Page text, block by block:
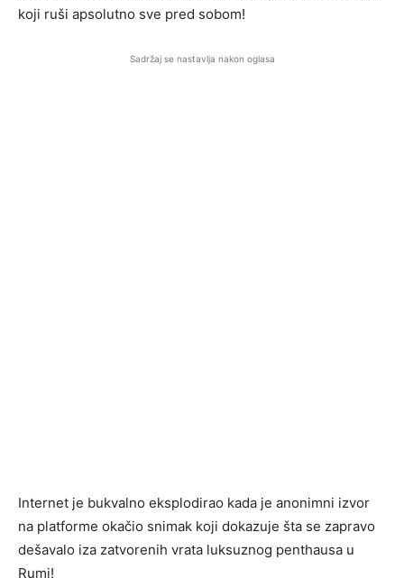
koji ruši apsolutno sve pred sobom!
Sadržaj se nastavlja nakon oglasa
Internet je bukvalno eksplodirao kada je anonimni izvor
na platforme okačio snimak koji dokazuje šta se zapravo
dešavalo iza zatvorenih vrata luksuznog penthausa u
Rumi!